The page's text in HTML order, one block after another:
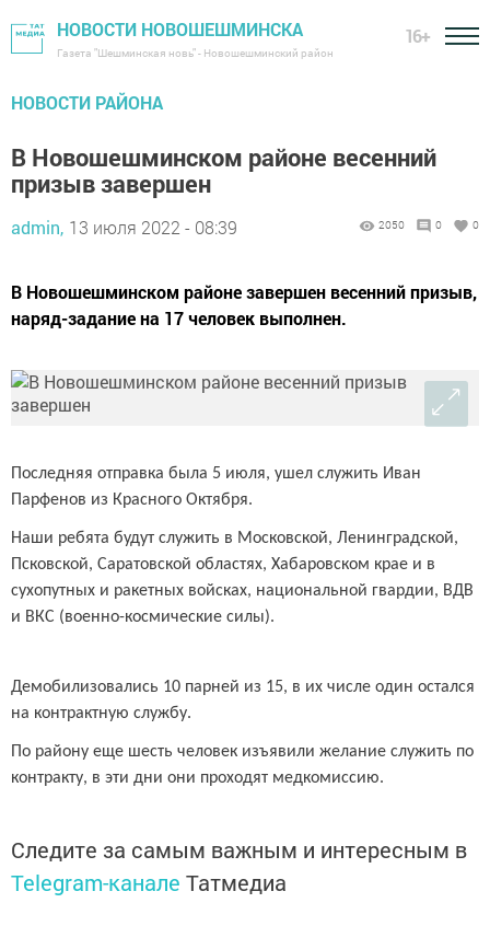
НОВОСТИ НОВОШЕШМИНСКА
Газета "Шешминская новь" - Новошешминский район
16+
НОВОСТИ РАЙОНА
В Новошешминском районе весенний
призыв завершен
admin, 13 июля 2022 - 08:39 2050 0 0
В Новошешминском районе завершен весенний призыв,
наряд-задание на 17 человек выполнен.
Последняя отправка была 5 июля, ушел служить Иван
Парфенов из Красного Октября.
Наши ребята будут служить в Московской, Ленинградской,
Псковской, Саратовской областях, Хабаровском крае и в
сухопутных и ракетных войсках, национальной гвардии, ВДВ
и ВКС (военно-космические силы).
Демобилизовались 10 парней из 15, в их числе один остался
на контрактную службу.
По району еще шесть человек изъявили желание служить по
контракту, в эти дни они проходят медкомиссию.
Следите за самым важным и интересным в
Telegram-канале Татмедиа